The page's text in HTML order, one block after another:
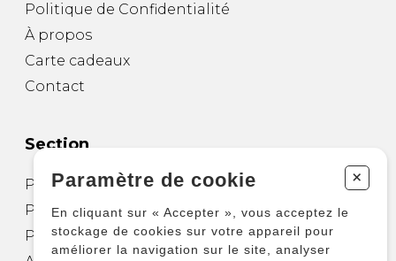
Politique de Confidentialité
À propos
Carte cadeaux
Contact
Section
Partitions pour guitare
Partitions pour autres instruments
Partitions pour ensembles
Paramètre de cookie +
En cliquant sur « Accepter », vous acceptez le
stockage de cookies sur votre appareil pour
améliorer la navigation sur le site, analyser